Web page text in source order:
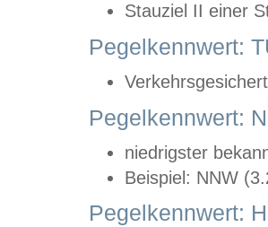
Stauziel II einer
Pegelkennwert:
Pegelkennwert:
niedrigster
Beispiel: NNW
Pegelkennwert: